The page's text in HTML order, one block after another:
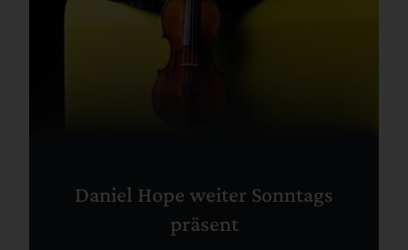
Daniel Hope weiter Sonntags
präsent